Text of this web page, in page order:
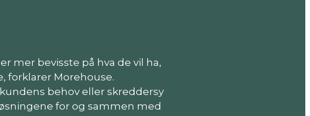
mer bevisste på hva de vil ha,
forklarer Morehouse.
behov eller skreddersy
for og sammen med